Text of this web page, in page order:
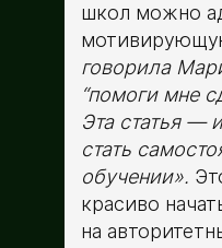
школ можно
говорила
“помоги мне
Эта статья —
стать
обучении».
красиво
на